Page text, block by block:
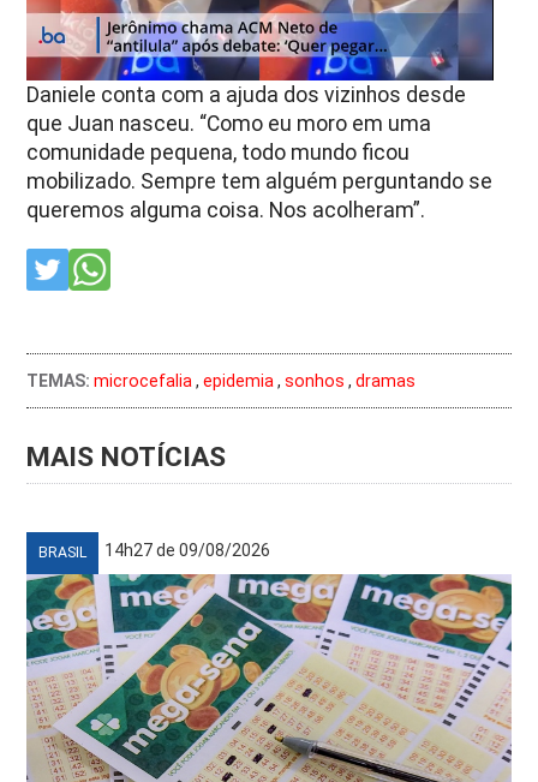
Daniele conta com a ajuda dos vizinhos desde
que Juan nasceu. “Como eu moro em uma
comunidade pequena, todo mundo ficou
mobilizado. Sempre tem alguém perguntando se
queremos alguma coisa. Nos acolheram”.
TEMAS: microcefalia,epidemia,sonhos ,dramas
MAIS NOTÍCIAS
BRASIL 14h27 de 09/08/2026